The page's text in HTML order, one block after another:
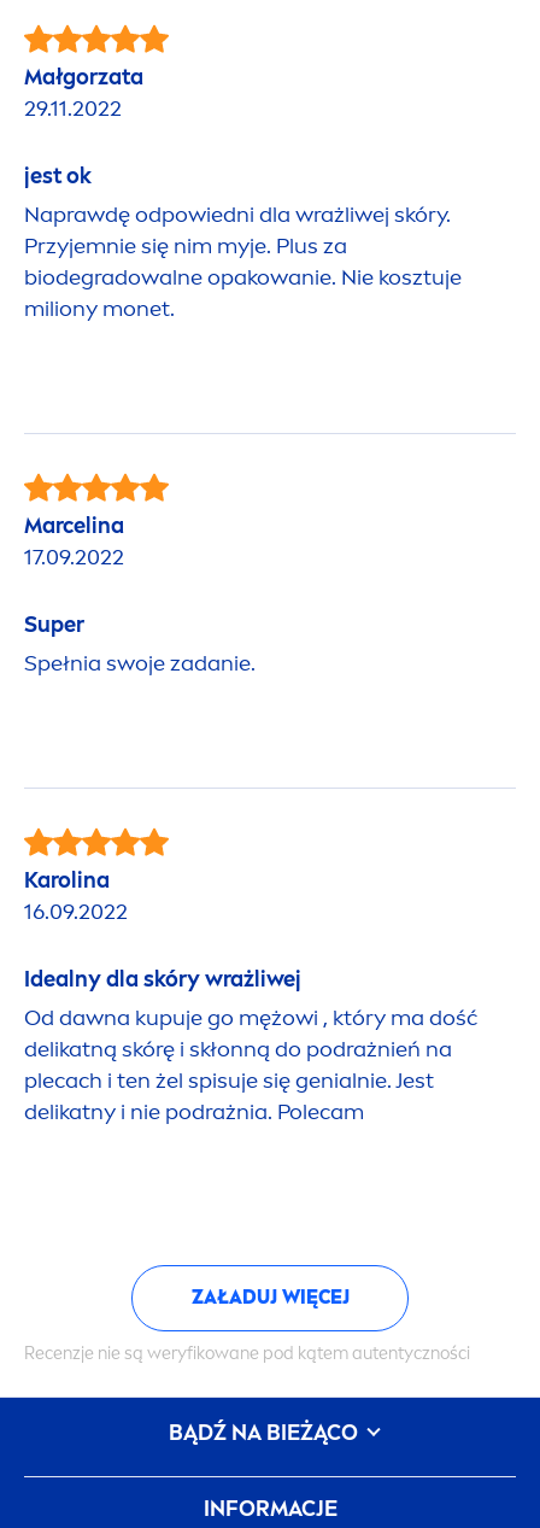
Małgorzata
29.11.2022
jest ok
Naprawdę odpowiedni dla wrażliwej skóry.
Przyjemnie się nim myje. Plus za
biodegradowalne opakowanie. Nie kosztuje
miliony monet.
Marcelina
17.09.2022
Super
Spełnia swoje zadanie.
Karolina
16.09.2022
Idealny dla skóry wrażliwej
Od dawna kupuje go mężowi , który ma dość
delikatną skórę i skłonną do podrażnień na
plecach i ten żel spisuje się genialnie. Jest
delikatny i nie podrażnia. Polecam
ZAŁADUJ WIĘCEJ
Recenzje nie są weryfikowane pod kątem autentyczności
INFORMACJE
BĄDŹ NA BIEŻĄCO